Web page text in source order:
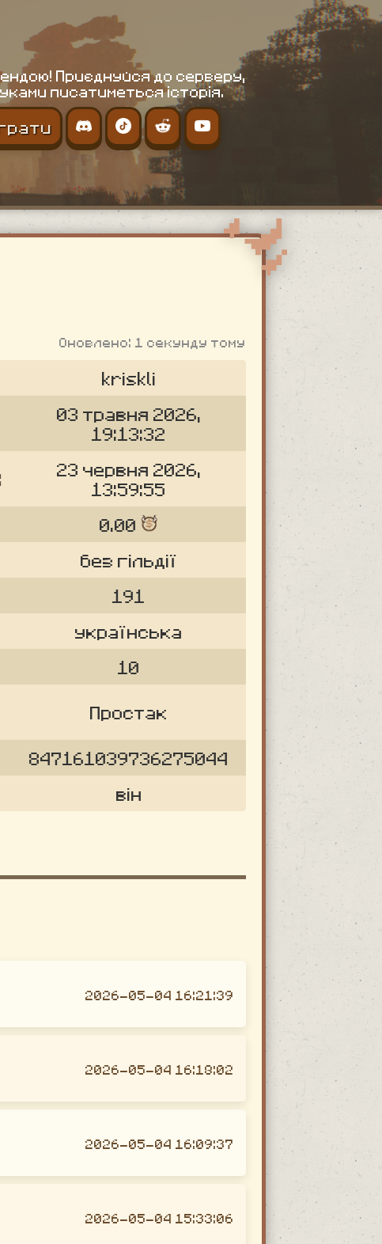
Приєднуйся до серверу,
писатиметься історія.
Оновлено: 1 секунду тому
kriskli
03 травня 2026,
19:13:32
23 червня 2026,
13:59:55
0.00
без гільдії
191
українська
10
Простак
847161039736275044
він
2026-05-04 16:21:39
2026-05-04 16:18:02
2026-05-04 16:09:37
2026-05-04 15:33:06